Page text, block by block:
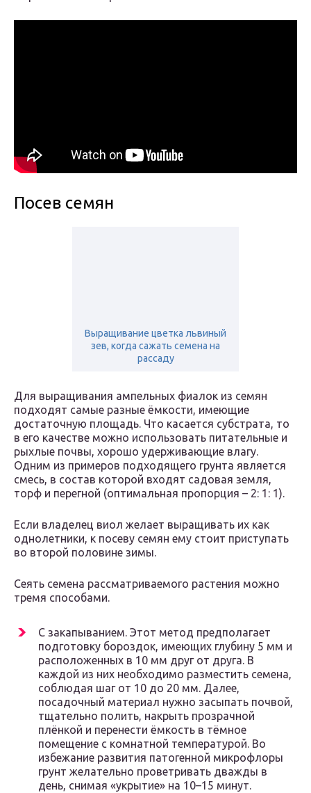
Посев семян
Выращивание цветка львиный
зев, когда сажать семена на
рассаду
Для выращивания ампельных фиалок из семян
подходят самые разные ёмкости, имеющие
достаточную площадь. Что касается субстрата, то
в его качестве можно использовать питательные и
рыхлые почвы, хорошо удерживающие влагу.
Одним из примеров подходящего грунта является
смесь, в состав которой входят садовая земля,
торф и перегной (оптимальная пропорция – 2: 1: 1).
Если владелец виол желает выращивать их как
однолетники, к посеву семян ему стоит приступать
во второй половине зимы.
Сеять семена рассматриваемого растения можно
тремя способами.
С закапыванием. Этот метод предполагает
подготовку бороздок, имеющих глубину 5 мм и
расположенных в 10 мм друг от друга. В
каждой из них необходимо разместить семена,
соблюдая шаг от 10 до 20 мм. Далее,
посадочный материал нужно засыпать почвой,
тщательно полить, накрыть прозрачной
плёнкой и перенести ёмкость в тёмное
помещение с комнатной температурой. Во
избежание развития патогенной микрофлоры
грунт желательно проветривать дважды в
день, снимая «укрытие» на 10–15 минут.